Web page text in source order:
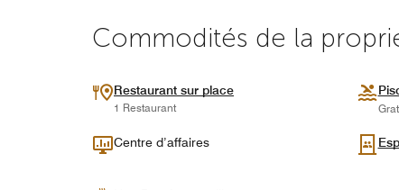
Commodités de la
Restaurant sur place
1 Restaurant
Centre d’affaires